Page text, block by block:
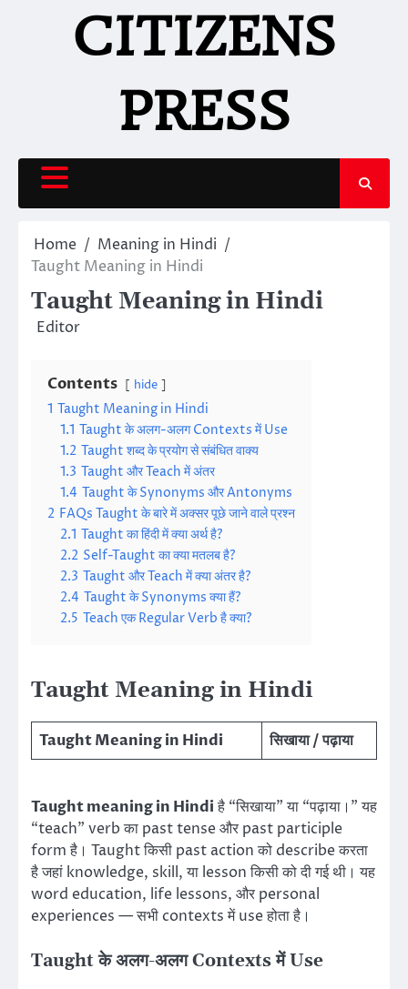
CITIZENS
PRESS
Home
Meaning in Hindi
Taught Meaning in Hindi
Taught Meaning in Hindi
Editor
Contents hide
1 Taught Meaning in Hindi
1.1 Taught के अलग-अलग Contexts में Use
1.2 Taught शब्द के प्रयोग से संबंधित वाक्य
1.3 Taught और Teach में अंतर
1.4 Taught के Synonyms और Antonyms
2 FAQs Taught के बारे में अक्सर पूछे जाने वाले प्रश्न
2.1 Taught का हिंदी में क्या अर्थ है?
2.2 Self-Taught का क्या मतलब है?
2.3 Taught और Teach में क्या अंतर है?
2.4 Taught के Synonyms क्या हैं?
2.5 Teach एक Regular Verb है क्या?
Taught Meaning in Hindi
Taught Meaning in Hindi सिखाया / पढ़ाया
Taught meaning in Hindiहै “सिखाया” या “पढ़ाया।” यह
“teach” verb का past tense और past participle
form है। Taught किसी past action को describe करता
है जहां knowledge, skill, या lesson किसी को दी गई थी। यह
word education, life lessons, और personal
experiences — सभी contexts में use होता है।
Taught के अलग-अलग Contexts में Use